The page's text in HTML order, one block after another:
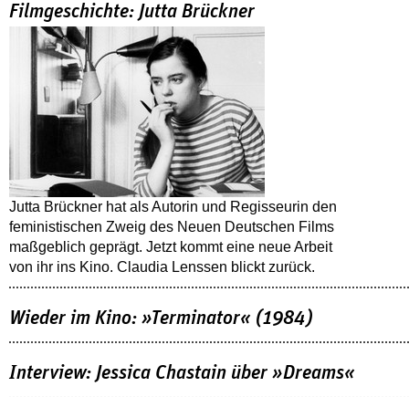
Filmgeschichte: Jutta Brückner
Jutta Brückner hat als Autorin und Regisseurin den
feministischen Zweig des Neuen Deutschen Films
maßgeblich geprägt. Jetzt kommt eine neue Arbeit
von ihr ins Kino. Claudia Lenssen blickt zurück.
Wieder im Kino: »Terminator« (1984)
Interview: Jessica Chastain über »Dreams«